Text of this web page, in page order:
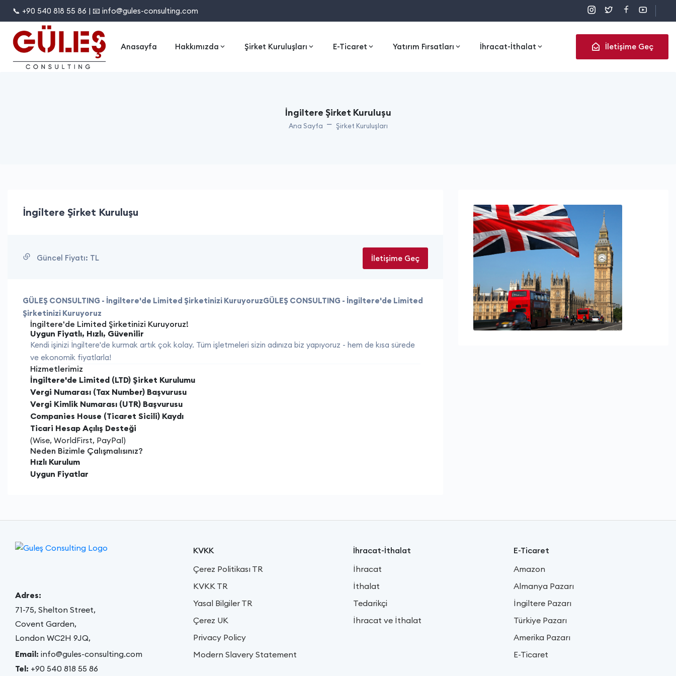
📞 +90 540 818 55 86 | 📧 info@gules-consulting.com
Anasayfa Hakkımızda Şirket Kuruluşları E-Ticaret Yatırım Fırsatları İhracat-İthalat İletişime Geç
İngiltere Şirket Kuruluşu
Ana Sayfa Şirket Kuruluşları
İngiltere Şirket Kuruluşu
Güncel Fiyatı: TL İletişime Geç
GÜLEŞ CONSULTING - İngiltere'de Limited Şirketinizi KuruyoruzGÜLEŞ CONSULTING - İngiltere'de Limited
Şirketinizi Kuruyoruz
İngiltere'de Limited Şirketinizi Kuruyoruz!
Uygun Fiyatlı, Hızlı, Güvenilir
Kendi işinizi İngiltere'de kurmak artık çok kolay. Tüm işletmeleri sizin adınıza biz yapıyoruz - hem de kısa sürede
ve ekonomik fiyatlarla!
Hizmetlerimiz
İngiltere'de Limited (LTD) Şirket Kurulumu
Vergi Numarası (Tax Number) Başvurusu
Vergi Kimlik Numarası (UTR) Başvurusu
Companies House (Ticaret Sicili) Kaydı
Ticari Hesap Açılış Desteği
(Wise, WorldFirst, PayPal)
Neden Bizimle Çalışmalısınız?
Hızlı Kurulum
Uygun Fiyatlar
Adres:
71-75, Shelton Street,
Covent Garden,
London WC2H 9JQ,
Email: info@gules-consulting.com
Tel: +90 540 818 55 86
KVKK
Çerez Politikası TR
KVKK TR
Yasal Bilgiler TR
Çerez UK
Privacy Policy
Modern Slavery Statement
İhracat-İthalat
İhracat
İthalat
Tedarikçi
İhracat ve İthalat
E-Ticaret
Amazon
Almanya Pazarı
İngiltere Pazarı
Türkiye Pazarı
Amerika Pazarı
E-Ticaret